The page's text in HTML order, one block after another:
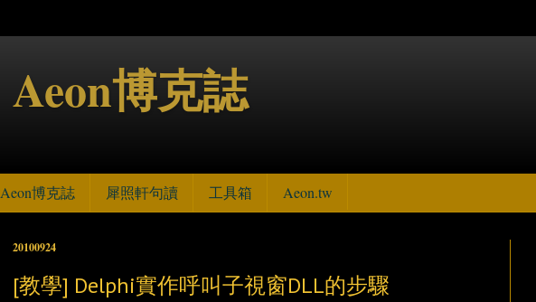
Aeon博克誌
Aeon博克誌 犀照軒句讀 工具箱 Aeon.tw
20100924
[教學] Delphi實作呼叫子視窗DLL的步驟